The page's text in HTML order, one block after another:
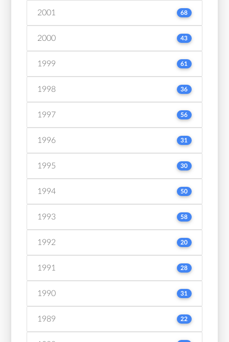
2001 68
2000 43
1999 61
1998 36
1997 56
1996 31
1995 30
1994 50
1993 58
1992 20
1991 28
1990 31
1989 22